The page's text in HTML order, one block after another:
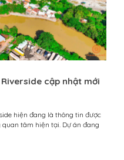
cập nhật mới
hiện đang là thông tin được
tâm hiện tại. Dự án đang